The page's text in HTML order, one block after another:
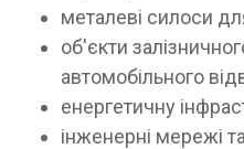
металеві силоси
об'єкти
автомобільного
енергетичну
інженерні мережі